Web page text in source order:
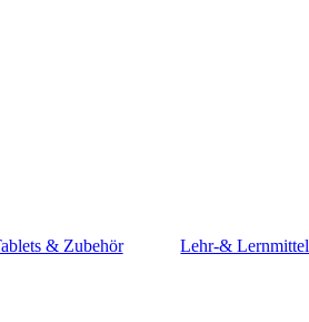
& Zubehör Lehr-& Lernmittel